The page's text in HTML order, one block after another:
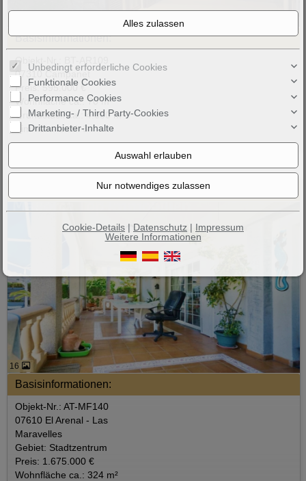
Basisinformationen:
Objekt-Nr.: BT-AR109
07310 Campanet
Preis: 595.000 €
Wohnfläche ca.: 70 m²
Grundstück ca.: 4.000 m²
Zimmeranzahl: 3
Villa mit Vermieterlizenz für 8 Betten in El Arenal
16
Basisinformationen:
Objekt-Nr.: AT-MF140
07610 El Arenal - Las
Maravelles
Gebiet: Stadtzentrum
Preis: 1.675.000 €
Wohnfläche ca.: 324 m²
Unbedingt erforderliche Cookies
Funktionale Cookies
Performance Cookies
Marketing- / Third Party-Cookies
Drittanbieter-Inhalte
Cookie-Details | Datenschutz | Impressum
Weitere Informationen